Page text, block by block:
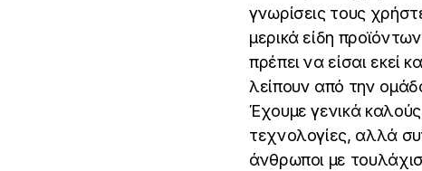
γνωρίσεις τους
μερικά είδη
πρέπει να είσαι εκεί
λείπουν από την
Έχουμε γενικά
τεχνολογίες, αλλά
άνθρωποι με